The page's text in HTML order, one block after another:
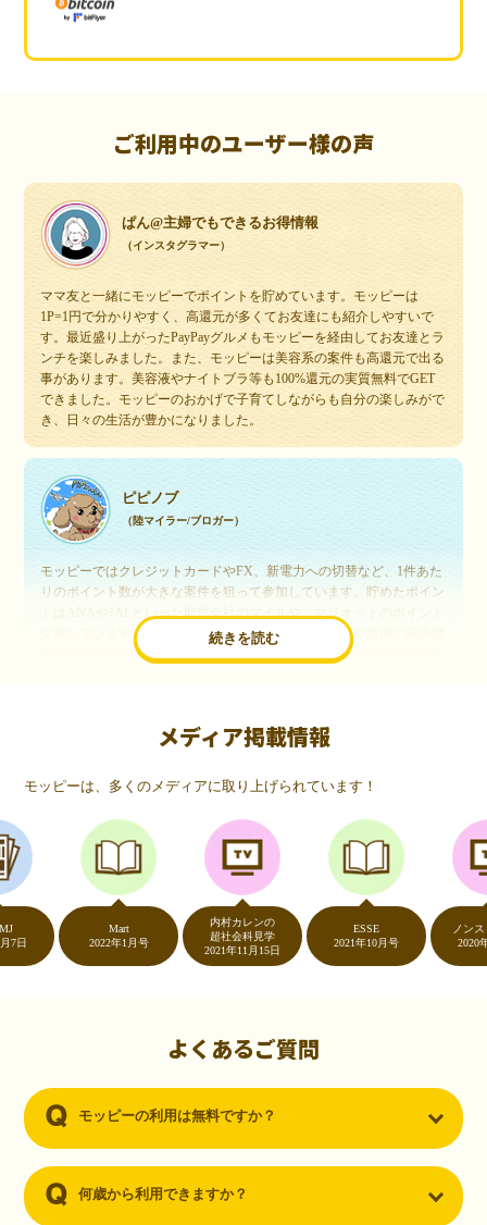
ご利用中のユーザー様の声
ぱん@主婦でもできるお得情報
（インスタグラマー）
ママ友と一緒にモッピーでポイントを貯めています。モッピーは
1P=1円で分かりやすく、高還元が多くてお友達にも紹介しやすいで
す。最近盛り上がったPayPayグルメもモッピーを経由してお友達とラ
ンチを楽しみました。また、モッピーは美容系の案件も高還元で出る
事があります。美容液やナイトブラ等も100%還元の実質無料でGET
できました。モッピーのおかげで子育てしながらも自分の楽しみがで
き、日々の生活が豊かになりました。
続きを読む
ピピノブ
（陸マイラー/ブロガー）
モッピーではクレジットカードやFX、新電力への切替など、1件あた
りのポイント数が大きな案件を狙って参加しています。貯めたポイン
交換しています。このようにすることで、ほぼ無料で年数回の国内旅
行や海外旅行を実現しています。モッピーは陸マイラーや旅行好きに
いつものネットショッピングが、モッピーでお得
（20代・女性）
友達に勧められてモッピーをはじめました。空いた時間にスマホで買
い物をすることが多いのですが、モッピーを経由するだけでショップ
のポイントとモッピーのポイントが二重で貯まることを知り、ビック
リ…！いつものネットショッピングをモッピーを経由するだけでポイ
ントが貯まるなんて…もっと早く教えてほしかった～！貯まったポイ
ントはギフト券に交換して、プチ贅沢を楽しんでます♪
（30代・男性）
ーを知りました。クレジットカードを発行するだけでポイントが貯ま
るならと無料登録して、クレジットカードの発行やアプリダウンロー
メディア掲載情報
モッピーは、多くのメディアに取り上げられています！
2022年1月号
内村カレンの
超社会科見学
2021年11月15日
2021年10月号
ノンストッ
2020年5月7
よくあるご質問
モッピーの利用は無料ですか？
何歳から利用できますか？